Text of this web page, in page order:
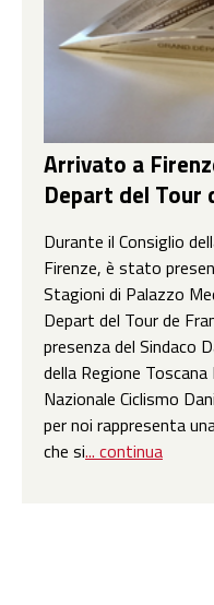
Arrivato a
Depart del Tour
Durante il Consiglio
Firenze, è stato
Stagioni di Palazzo
Depart del Tour de
presenza del Sindaco
della Regione Toscana
Nazionale Ciclismo
per noi rappresenta
che si... continua